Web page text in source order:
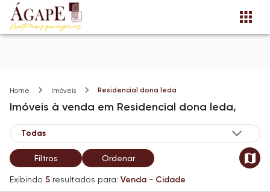
Home Imóveis Residencial dona leda
Imóveis à venda em Residencial dona leda,
Filtros Ordenar
Exibindo 5 resultados para: Venda - Cidade